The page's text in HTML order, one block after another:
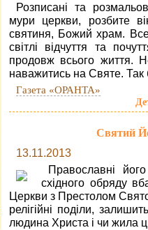
Розписані та
мури церкви, розбите
святиня, Божий храм.
світлі відчуття та
продовж всього життя.
наважитись на Святе. Так
Газета «ОРАНТА»
Святий
13.11.2013
Православні
східного обряду
Церкви з Престолом
релігійні поділи,
людина Христа і чи жила